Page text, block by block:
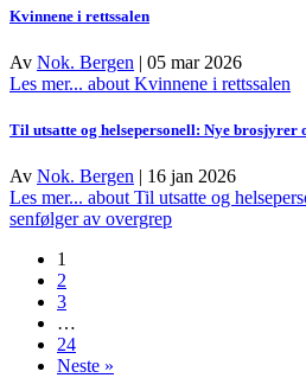
Kvinnene i rettssalen
Av Nok. Bergen | 05 mar 2026
Les mer... about Kvinnene i rettssalen
Til utsatte og helsepersonell: Nye brosjyrer
Av Nok. Bergen | 16 jan 2026
Les mer... about Til utsatte og
senfølger av overgrep
1
2
3
…
24
Neste »